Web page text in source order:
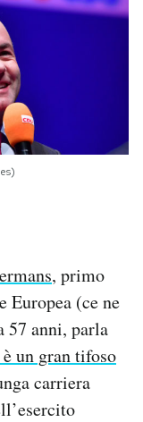
, primo
Europea (ce ne
57 anni, parla
è un gran tifoso
carriera